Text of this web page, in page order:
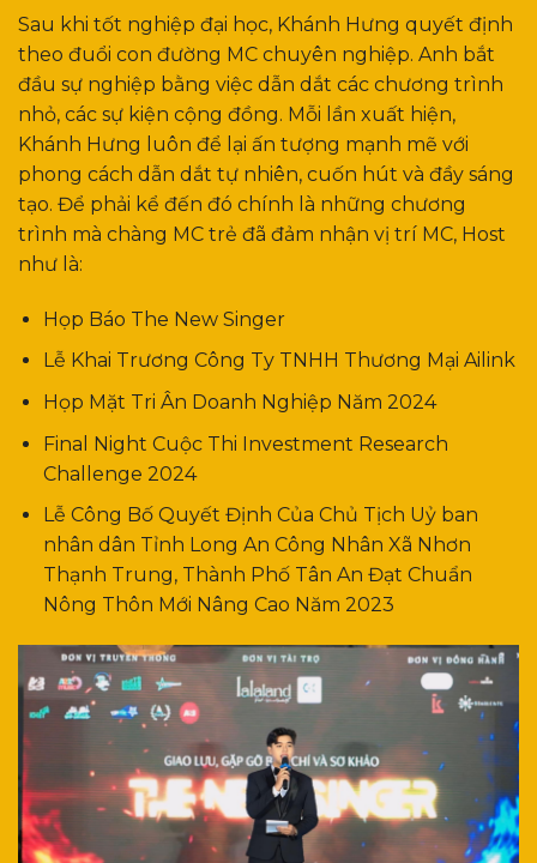
Sau khi tốt nghiệp đại học, Khánh Hưng quyết định
theo đuổi con đường MC chuyên nghiệp. Anh bắt
đầu sự nghiệp bằng việc dẫn dắt các chương trình
nhỏ, các sự kiện cộng đồng. Mỗi lần xuất hiện,
Khánh Hưng luôn để lại ấn tượng mạnh mẽ với
phong cách dẫn dắt tự nhiên, cuốn hút và đầy sáng
tạo. Để phải kể đến đó chính là những chương
trình mà chàng MC trẻ đã đảm nhận vị trí MC, Host
như là:
Họp Báo The New Singer
Lễ Khai Trương Công Ty TNHH Thương Mại Ailink
Họp Mặt Tri Ân Doanh Nghiệp Năm 2024
Final Night Cuộc Thi Investment Research
Challenge 2024
Lễ Công Bố Quyết Định Của Chủ Tịch Uỷ ban
nhân dân Tỉnh Long An Công Nhân Xã Nhơn
Thạnh Trung, Thành Phố Tân An Đạt Chuẩn
Nông Thôn Mới Nâng Cao Năm 2023